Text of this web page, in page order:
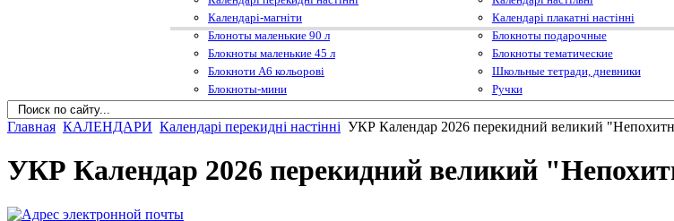
Календарі-магніти
Календарі плакатні настінні
Блоноты маленькие 90 л Блокноты подарочные
Блокноты маленькие 45 л
Блокноты тематические
Блокноти А6 кольорові
Школьные тетради, дневники
Блокноты-мини
Ручки
Главная КАЛЕНДАРИ Календарі перекидні настінні УКР Календар 2026 перекидний великий
УКР Календар 2026 перекидний великий